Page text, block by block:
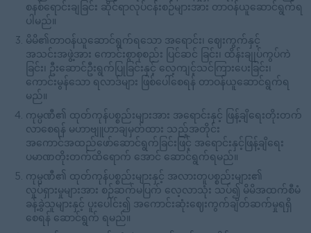
စနစ်ရောင်းချခြင်း ဆိုင်ရာလုပ်ငန်းစဉ်များအား တာဝန်ယူဆောင်ရွက်ရ
ပါမည်။
မိမိ၏တာဝန်ယူဆောင်ရွက်ရသော အရောင်း၊ ဈေးကွက်နှင့်
အသင်းအဖွဲ့အား ကောင်းစွာစုစည်း ပြင်ဆင် ခြင်း၊ ထိန်းချုပ်ကွပ်ကဲ
ခြင်း၊ ဦးဆောင်ဦးရွက်ပြုခြင်းနှင့် လေ့ကျင့်သင်ကြားပေးခြင်း၊
ကောင်းမွန်သော ရလာဒ်များ ဖြစ်ပေါ်စေရန် တာဝန်ယူဆောင်ရွက်ရ
မည်။
ကုမ္ပဏီ၏ ထုတ်ကုန်ပစ္စည်းများအား အရောင်းနှင့် ဖြန့်ချိရေးတိုးတက်
လာစေရန် မဟာဗျူဟာချမှတ်ထား သည့်အတိုင်း
အကောင်အထည်ဖော်ဆောင်ရွက်ခြင်းဖြင့် အရောင်းနှင့်ဖြန့်ချိရေး
ပမာဏတိုးတက်ထိရောက် အောင် ဆောင်ရွက်ရမည်။
ကုမ္ပဏီ၏ ထုတ်ကုန်ပစ္စည်းများနှင့် အလားတူပစ္စည်းများ၏
လှုပ်ရှားမှုများအား စဉ်ဆက်မပြက် လေ့လာသုံး သပ်၍ မိမိအထက်စီမံ
ခန့်ခွဲသူများနှင့် ပူးပေါင်း၍ အကောင်းဆုံးဈေးကွက်ချိတ်ဆက်မှုရရှိ
စေရန် ဆောင်ရွက် ရမည်။